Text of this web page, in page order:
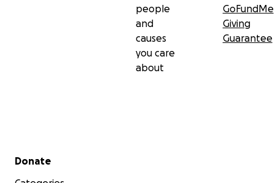
people
and
causes
you care
about
GoFundMe
Giving
Guarantee
Secondary menu
Donate